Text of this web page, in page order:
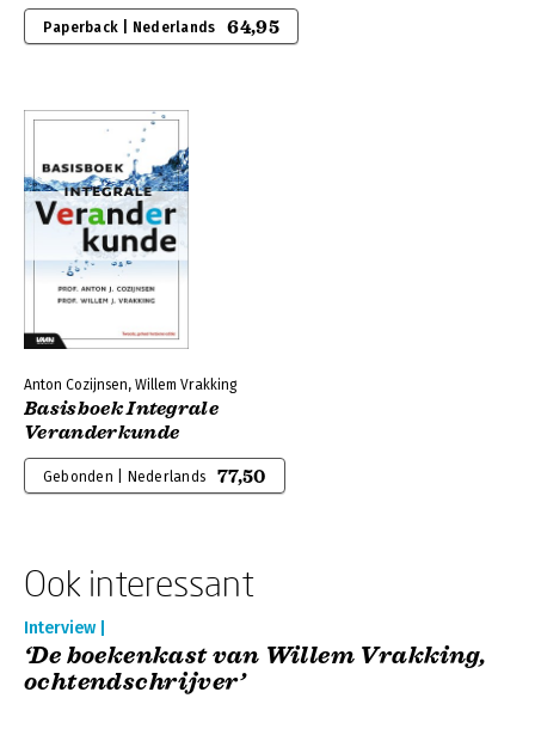
Paperback | Nederlands 64,95
Anton Cozijnsen, Willem Vrakking
Basisboek Integrale
Veranderkunde
Gebonden | Nederlands 77,50
Ook interessant
Interview |
‘De boekenkast van Willem Vrakking,
ochtendschrijver’